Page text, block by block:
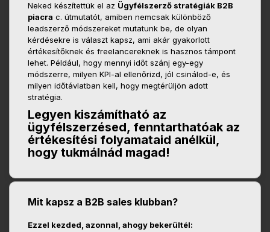
Neked készítettük el az Ügyfélszerző stratégiák B2B
piacra c. útmutatót, amiben nemcsak különböző
leadszerző módszereket mutatunk be, de olyan
kérdésekre is választ kapsz, ami akár gyakorlott
értékesítőknek és freelancereknek is hasznos támpont
lehet. Például, hogy mennyi időt szánj egy-egy
módszerre, milyen KPI-al ellenőrizd, jól csinálod-e, és
milyen időtávlatban kell, hogy megtérüljön adott
stratégia.
Legyen kiszámítható az
ügyfélszerzésed, fenntarthatóak az
értékesítési folyamataid anélkül,
hogy tukmálnád magad!
Mit kapsz a B2B sales klubban?
Ezzel kezded, azonnal, ahogy bekerültél: